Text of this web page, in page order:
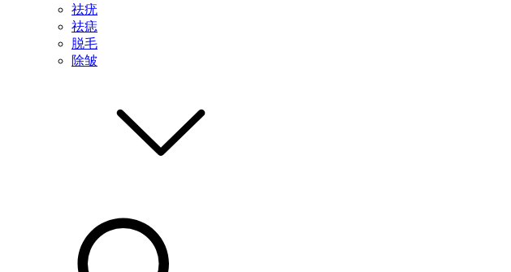
祛疣
祛痣
脱毛
除皱